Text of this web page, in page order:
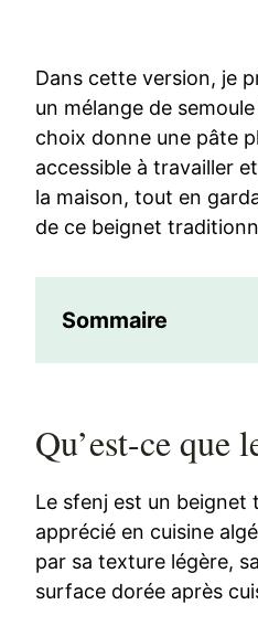
Dans cette version, je
un mélange de
choix donne une pâte
accessible à travailler
la maison, tout en
de ce beignet
Sommaire
Qu’est-ce que
Le sfenj est un beignet
apprécié en cuisine
par sa texture légère,
surface dorée après